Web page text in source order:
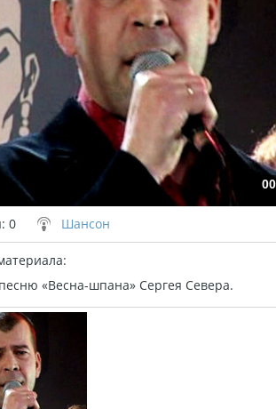
: 0 Шансон
:
«Весна-шпана» Сергея Севера.